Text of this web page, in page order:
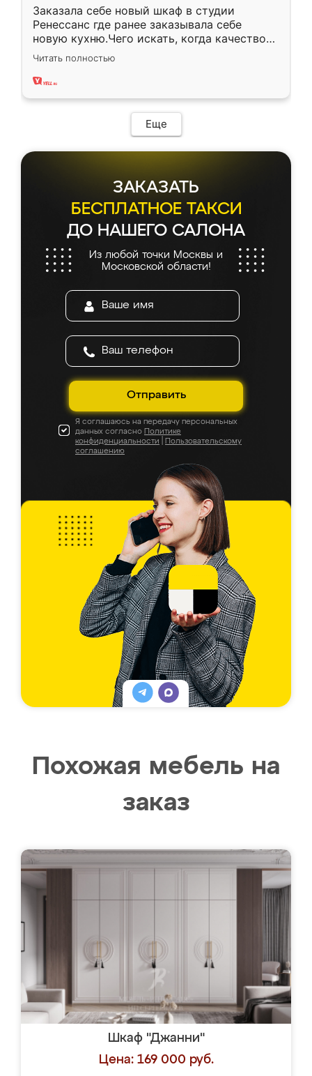
Заказала себе новый шкаф в студии
Ренессанс где ранее заказывала себе
новую кухню.Чего искать, когда качеством
вполне довольна. Служит кухня уже почти
два года, нареканий нет.
Читать полностью
Еще
ЗАКАЗАТЬ
БЕСПЛАТНОЕ ТАКСИ
ДО НАШЕГО САЛОНА
Из любой точки Москвы и
Московской области!
Отправить
Я соглашаюсь на передачу персональных
данных согласно Политике
конфиденциальности
Пользовательскому
соглашению
Похожая мебель на
заказ
Шкаф "Джанни"
Цена: 169 000 руб.